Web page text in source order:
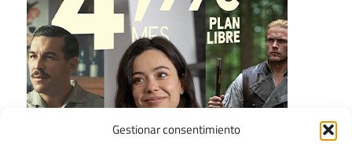
Gestionar consentimiento